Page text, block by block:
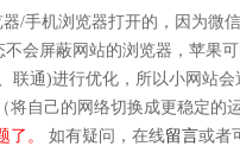
/手机浏览器打开的，因为微信
会屏蔽网站的浏览器，苹果可
联通)进行优化，所以小网站
自己的网络切换成更稳定的
。 如有疑问，在线留言或者